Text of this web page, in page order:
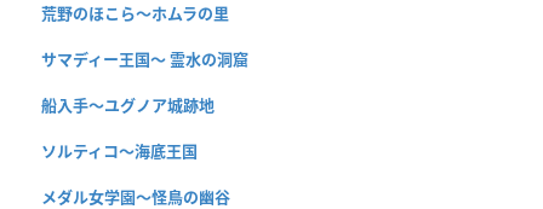
荒野のほこら～ホムラの里
サマディー王国〜 霊水の洞窟
船入手〜ユグノア城跡地
ソルティコ〜海底王国
メダル女学園〜怪鳥の幽谷